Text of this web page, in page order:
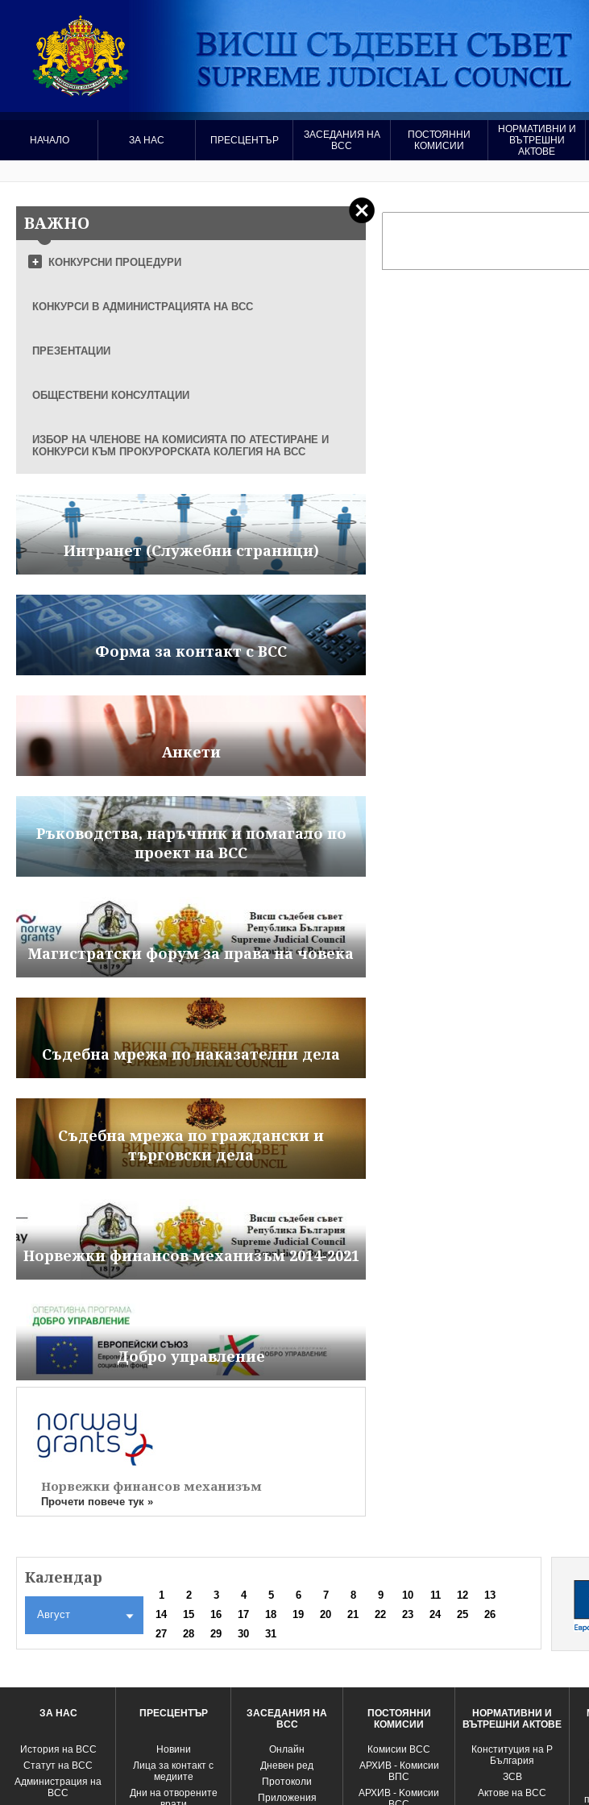
НАЧАЛО ЗА НАС ПРЕСЦЕНТЪР
ЗАСЕДАНИЯ НА
ВСС
ПОСТОЯННИ
КОМИСИИ
НОРМАТИВНИ И
ВЪТРЕШНИ
АКТОВЕ
ВАЖНО
КОНКУРСНИ ПРОЦЕДУРИ
КОНКУРСИ В АДМИНИСТРАЦИЯТА НА ВСС
ПРЕЗЕНТАЦИИ
ОБЩЕСТВЕНИ КОНСУЛТАЦИИ
ИЗБОР НА ЧЛЕНОВЕ НА КОМИСИЯТА ПО АТЕСТИРАНЕ И
КОНКУРСИ КЪМ ПРОКУРОРСКАТА КОЛЕГИЯ НА ВСС
Интранет (Служебни страници)
Форма за контакт с ВСС
Анкети
Ръководства, наръчник и помагало по
проект на ВСС
Магистратски форум за права на човека
Съдебна мрежа по наказателни дела
Съдебна мрежа по граждански и
търговски дела
Норвежки финансов механизъм 2014-2021
Добро управление
Норвежки финансов механизъм
Прочети повече тук »
Календар
Август
1 2 3 4 5 6 7 8 9 10 11 12
13
14
15 16 17 18 19 20 21 22 23 24 25
26
27
28 29 30 31
ЗА НАС
История на ВСС
Статут на ВСС
Администрация на
ВСС
ПРЕСЦЕНТЪР
Новини
Лица за контакт с
медиите
Дни на отворените
ЗАСЕДАНИЯ НА
ВСС
Oнлайн
Дневен ред
Протоколи
Приложения
ПОСТОЯННИ
КОМИСИИ
Комисии ВСС
АРХИВ - Комисии
ВПС
АРХИВ - Kомисии
НОРМАТИВНИ И
ВЪТРЕШНИ АКТОВЕ
Конституция на Р
България
ЗСВ
Актове на ВСС